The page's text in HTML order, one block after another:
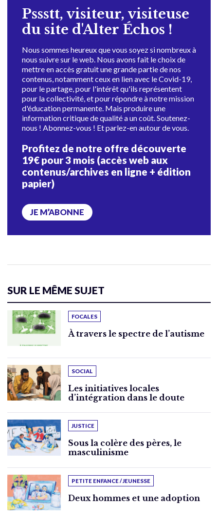
Pssstt, visiteur, visiteuse
du site d'Alter Échos !
Nous sommes heureux que vous soyez si nombreux à
nous suivre sur le web. Nous avons fait le choix de
mettre en accès gratuit une grande partie de nos
contenus, notamment ceux en lien avec le Covid-19,
pour le partage, pour l'intérêt qu'ils représentent
pour la collectivité, et pour répondre à notre mission
d'éducation permanente. Mais produire une
information critique de qualité a un coût. Soutenez-
nous ! Abonnez-vous ! Et parlez-en autour de vous.
Profitez de notre offre découverte
19€ pour 3 mois (accès web aux
contenus/archives en ligne + édition
papier)
JE M’ABONNE
SUR LE MÊME SUJET
FOCALES
À travers le spectre de l’autisme
SOCIAL
Les initiatives locales
d’intégration dans le doute
JUSTICE
Sous la colère des pères, le
masculinisme
PETITE ENFANCE / JEUNESSE
Deux hommes et une adoption